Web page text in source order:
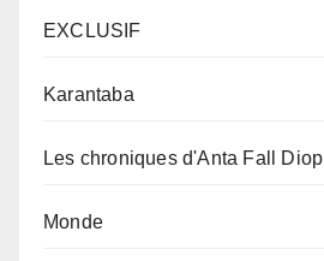
EXCLUSIF
Karantaba
Les chroniques d'Anta Fall Diop
Monde